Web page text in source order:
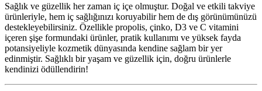
Sağlık ve güzellik her zaman iç içe olmuştur. Doğal ve etkili takviye
ürünleriyle, hem iç sağlığınızı koruyabilir hem de dış görünümünüzü
destekleyebilirsiniz. Özellikle propolis, çinko, D3 ve C vitamini
içeren şişe formundaki ürünler, pratik kullanımı ve yüksek fayda
potansiyeliyle kozmetik dünyasında kendine sağlam bir yer
edinmiştir. Sağlıklı bir yaşam ve güzellik için, doğru ürünlerle
kendinizi ödüllendirin!